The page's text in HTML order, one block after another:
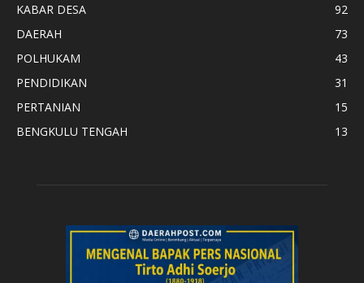
KABAR DESA
92
DAERAH
73
POLHUKAM
43
PENDIDIKAN
31
PERTANIAN
15
BENGKULU TENGAH
13